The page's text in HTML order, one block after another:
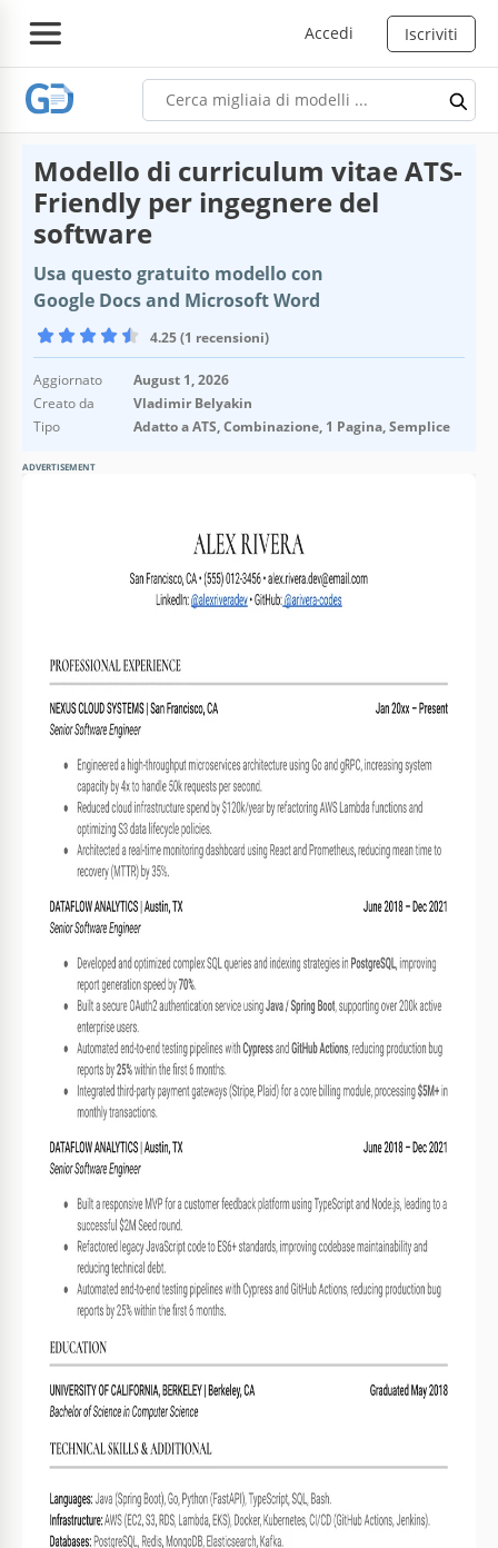
Accedi Iscriviti
Modello di curriculum vitae ATS-
Friendly per ingegnere del
software
Usa questo gratuito modello con
Google Docs and Microsoft Word
4.25 (1 recensioni)
Aggiornato
August 1, 2026
Creato da
Vladimir Belyakin
Tipo
Adatto a ATS, Combinazione, 1 Pagina, Semplice
ADVERTISEMENT